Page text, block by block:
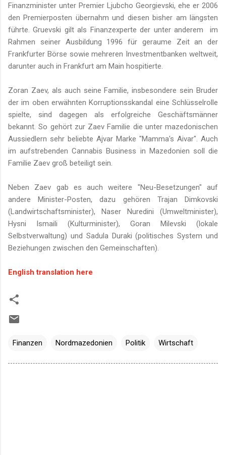
Finanzminister unter Premier Ljubcho Georgievski, ehe er 2006
den Premierposten übernahm und diesen bisher am längsten
führte. Gruevski gilt als Finanzexperte der unter anderem im
Rahmen seiner Ausbildung 1996 für geraume Zeit an der
Frankfurter Börse sowie mehreren Investmentbanken weltweit,
darunter auch in Frankfurt am Main hospitierte.
Zoran Zaev, als auch seine Familie, insbesondere sein Bruder
der im oben erwähnten Korruptionsskandal eine Schlüsselrolle
spielte, sind dagegen als erfolgreiche Geschäftsmänner
bekannt. So gehört zur Zaev Familie die unter mazedonischen
Aussiedlern sehr beliebte Ajvar Marke "Mamma's Aivar". Auch
im aufstrebenden Cannabis Business in Mazedonien soll die
Familie Zaev groß beteiligt sein.
Neben Zaev gab es auch weitere "Neu-Besetzungen" auf
andere Minister-Posten, dazu gehören Trajan Dimkovski
(Landwirtschaftsminister), Naser Nuredini (Umweltminister),
Hysni Ismaili (Kulturminister), Goran Milevski (lokale
Selbstverwaltung) und Sadula Duraki (politisches System und
Beziehungen zwischen den Gemeinschaften).
English translation here
Finanzen Nordmazedonien Politik Wirtschaft